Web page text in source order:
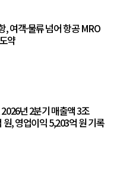
, 여객·물류 넘어 항공 MRO
약
년 2분기 매출액 3조
원, 영업이익 5,203억 원 기록